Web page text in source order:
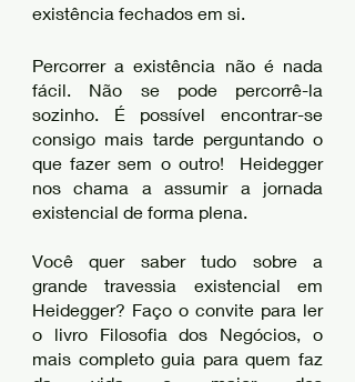
existência fechados em si.
Percorrer a existência não é nada
fácil. Não se pode percorrê-la
sozinho. É possível encontrar-se
consigo mais tarde perguntando o
que fazer sem o outro!  Heidegger
nos chama a assumir a jornada
existencial de forma plena.
Você quer saber tudo sobre a
grande travessia existencial em
Heidegger? Faço o convite para ler
o livro Filosofia dos Negócios, o
mais completo guia para quem faz